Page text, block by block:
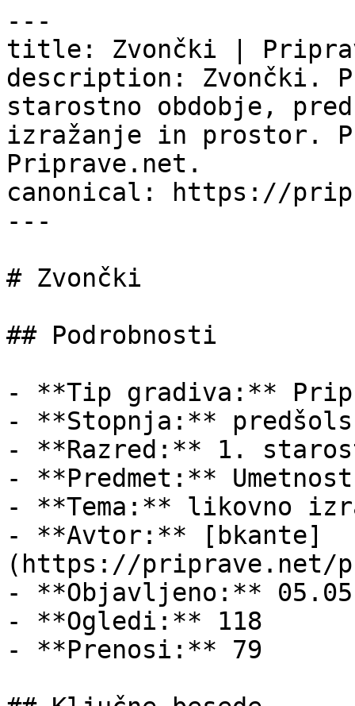
---
title: Zvončki |
description: Zvončki.
starostno obdobje,
izražanje in prostor.
Priprave.net.
canonical: https://
---
# Zvončki
## Podrobnosti
- **Tip gradiva:**
- **Stopnja:**
- **Razred:** 1.
- **Predmet:** Umetnost
- **Tema:** likovno
- **Avtor:** [bkante]
(https://priprave.net/
- **Objavljeno:**
- **Ogledi:** 118
- **Prenosi:** 79